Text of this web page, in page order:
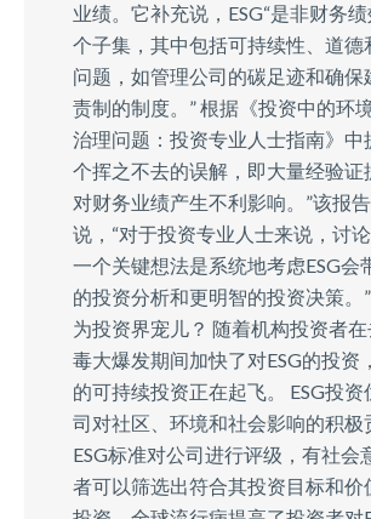
业绩。它补充说，ESG“是非财务
个子集，其中包括可持续性、道德
问题，如管理公司的碳足迹和确保
责制的制度。” 根据《投资中的环
治理问题：投资专业人士指南》中
个挥之不去的误解，即大量经验证
对财务业绩产生不利影响。”该报
说，“对于投资专业人士来说，讨
一个关键想法是系统地考虑ESG会
的投资分析和更明智的投资决策。
为投资界宠儿？ 随着机构投资者
毒大爆发期间加快了对ESG的投资
的可持续投资正在起飞。 ESG投资
司对社区、环境和社会影响的积极
ESG标准对公司进行评级，有社会
者可以筛选出符合其投资目标和价